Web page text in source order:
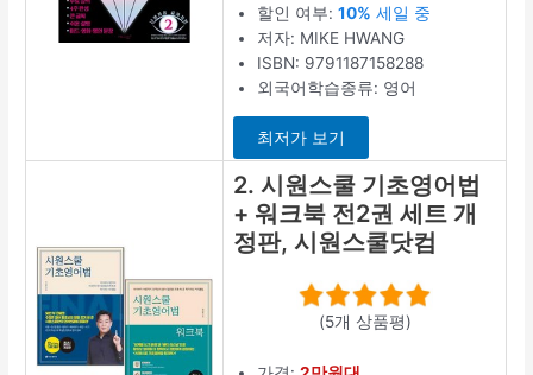
할인 여부:10% 세일 중
저자: MIKE HWANG
ISBN: 9791187158288
외국어학습종류: 영어
최저가 보기
2. 시원스쿨 기초영어법
+ 워크북 전2권 세트 개
정판, 시원스쿨닷컴
(5개 상품평)